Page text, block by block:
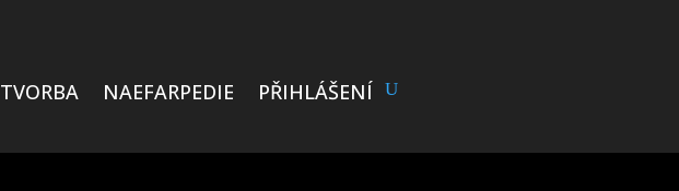
TVORBA NAEFARPEDIE PŘIHLÁŠENÍ